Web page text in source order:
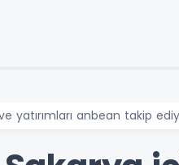
yatırımları anbean takip